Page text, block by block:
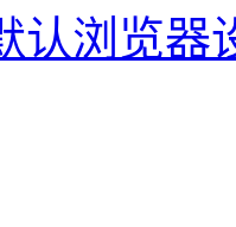
认浏览器